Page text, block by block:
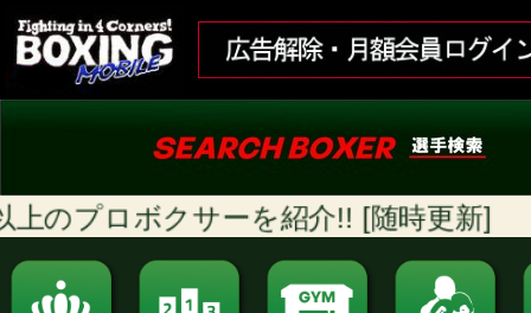
クサーを紹介!! [随時更新]